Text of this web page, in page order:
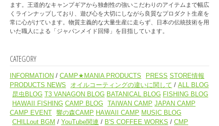
ます。王道的なキャンプギアから独創性の強いこだわりのアイテムまで幅広
くラインナップしており、遊び心を大切にしながら良質なプロダクト生産を
常に心がけています。物質主義的な大量生産に走らず、日本の伝統技術を用
いた職人による「ジャパンメイド回帰」を目指しています。
CATEGORY
INFORMATION CAMP★MANIA PRODUCTS PRESS STORE情報
PRODUCTS NEWS
オイルコーティングの違いに関して
ALL BLOG
昆虫BLOG T3 VANAGON BLOG BATANICAL BLOG FISHING BLOG
HAWAII FISHING CAMP BLOG TAIWAN CAMP JAPAN CAMP
CAMP EVENT 響の森CAMP HAWAII CAMP MUSIC BLOG
CHILLout BGM
YouTube関連 B'S COFFEE WORKS
CMP